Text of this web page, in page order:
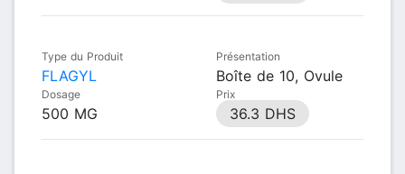
Type du Produit
FLAGYL
Présentation
Boîte de 10, Ovule
Dosage
500 MG
Prix
36.3 DHS